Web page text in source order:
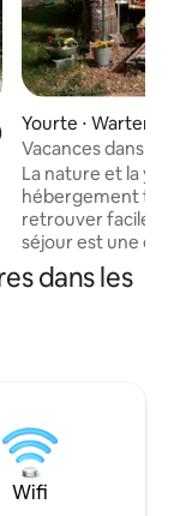
sur la
Yourte ⋅
ch
Vacances dans la
animaux Yourte
La nature et la
hébergement te
retrouver
séjour est une
te donne la
pleinement dans
les lièvres. Profite
pensées être
oiseaux de proie.
dans les
Wifi